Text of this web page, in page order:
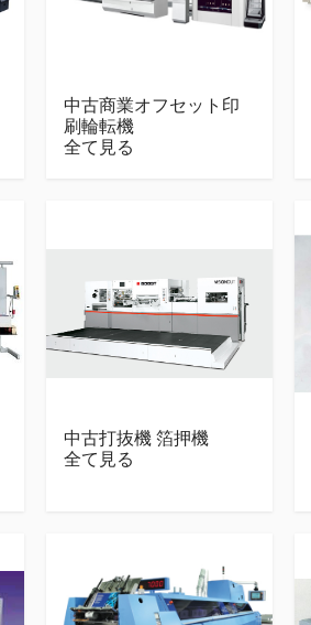
中古商業オフセット印
刷輪転機
全て見る
中古打抜機 箔押機
全て見る